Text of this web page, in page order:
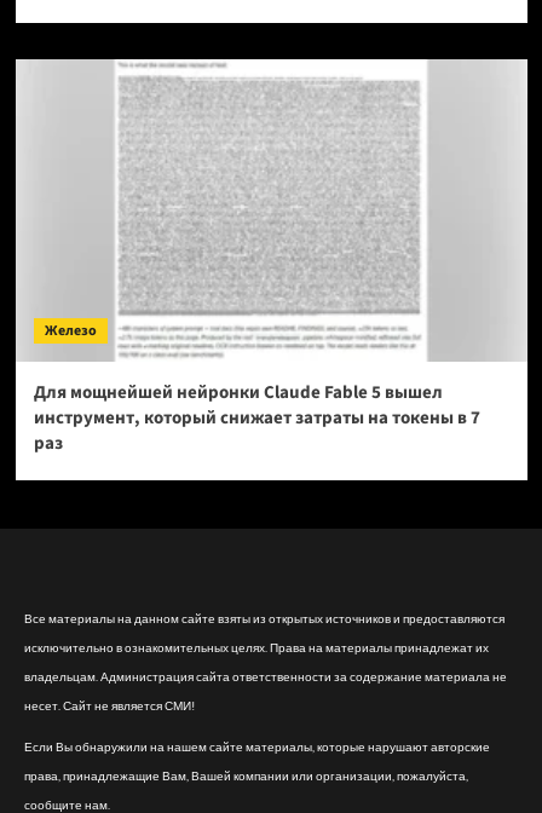
Железо
Для мощнейшей нейронки Claude Fable 5 вышел
инструмент, который снижает затраты на токены в 7
раз
Все материалы на данном сайте взяты из открытых источников и предоставляются
исключительно в ознакомительных целях. Права на материалы принадлежат их
владельцам. Администрация сайта ответственности за содержание материала не
несет. Сайт не является СМИ!
Если Вы обнаружили на нашем сайте материалы, которые нарушают авторские
права, принадлежащие Вам, Вашей компании или организации, пожалуйста,
сообщите нам.